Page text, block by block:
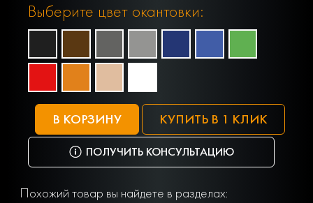
Выберите цвет окантовки:
В КОРЗИНУ КУПИТЬ В 1 КЛИК
ПОЛУЧИТЬ КОНСУЛЬТАЦИЮ
Похожий товар вы найдете в разделах: